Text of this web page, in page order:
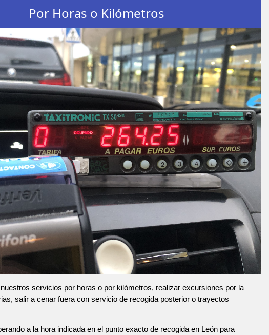
Por Horas o Kilómetros
servicios por horas o por kilómetros, realizar excursiones por la
salir a cenar fuera con servicio de recogida posterior o trayectos
a la hora indicada en el punto exacto de recogida en León para